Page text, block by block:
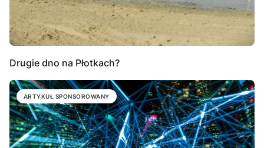
Drugie dno na Płotkach?
ARTYKUŁ SPONSOROWANY